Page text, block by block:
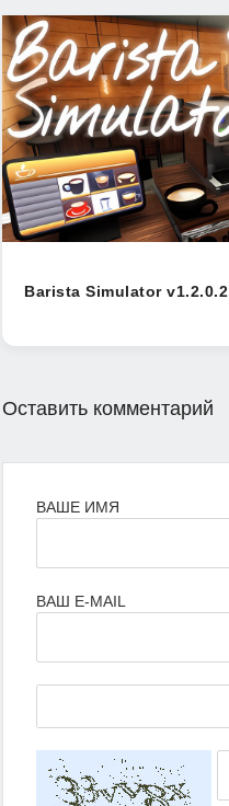
Barista Simulator v1.2.0.2
Оставить комментарий
ВАШЕ ИМЯ
ВАШ E-MAIL